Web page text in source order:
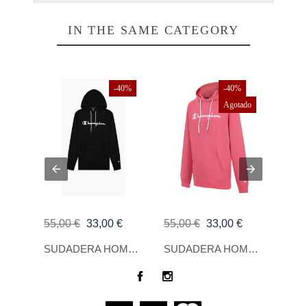
IN THE SAME CATEGORY
-40%
55,00 € 33,00 €
SUDADERA HOMBRE CHAMPION NEGRO
-40%
Agotado
55,00 € 33,00 €
SUDADERA HOMBRE CHAMPION ROSA